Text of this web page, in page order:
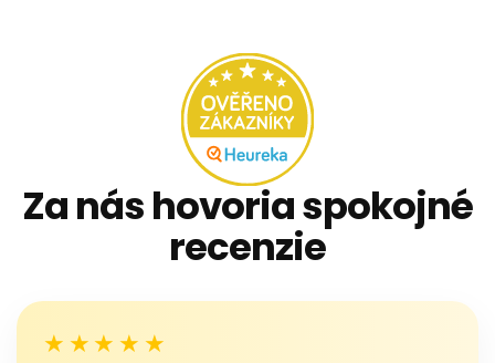
Za nás hovoria spokojné
recenzie
★★★★★